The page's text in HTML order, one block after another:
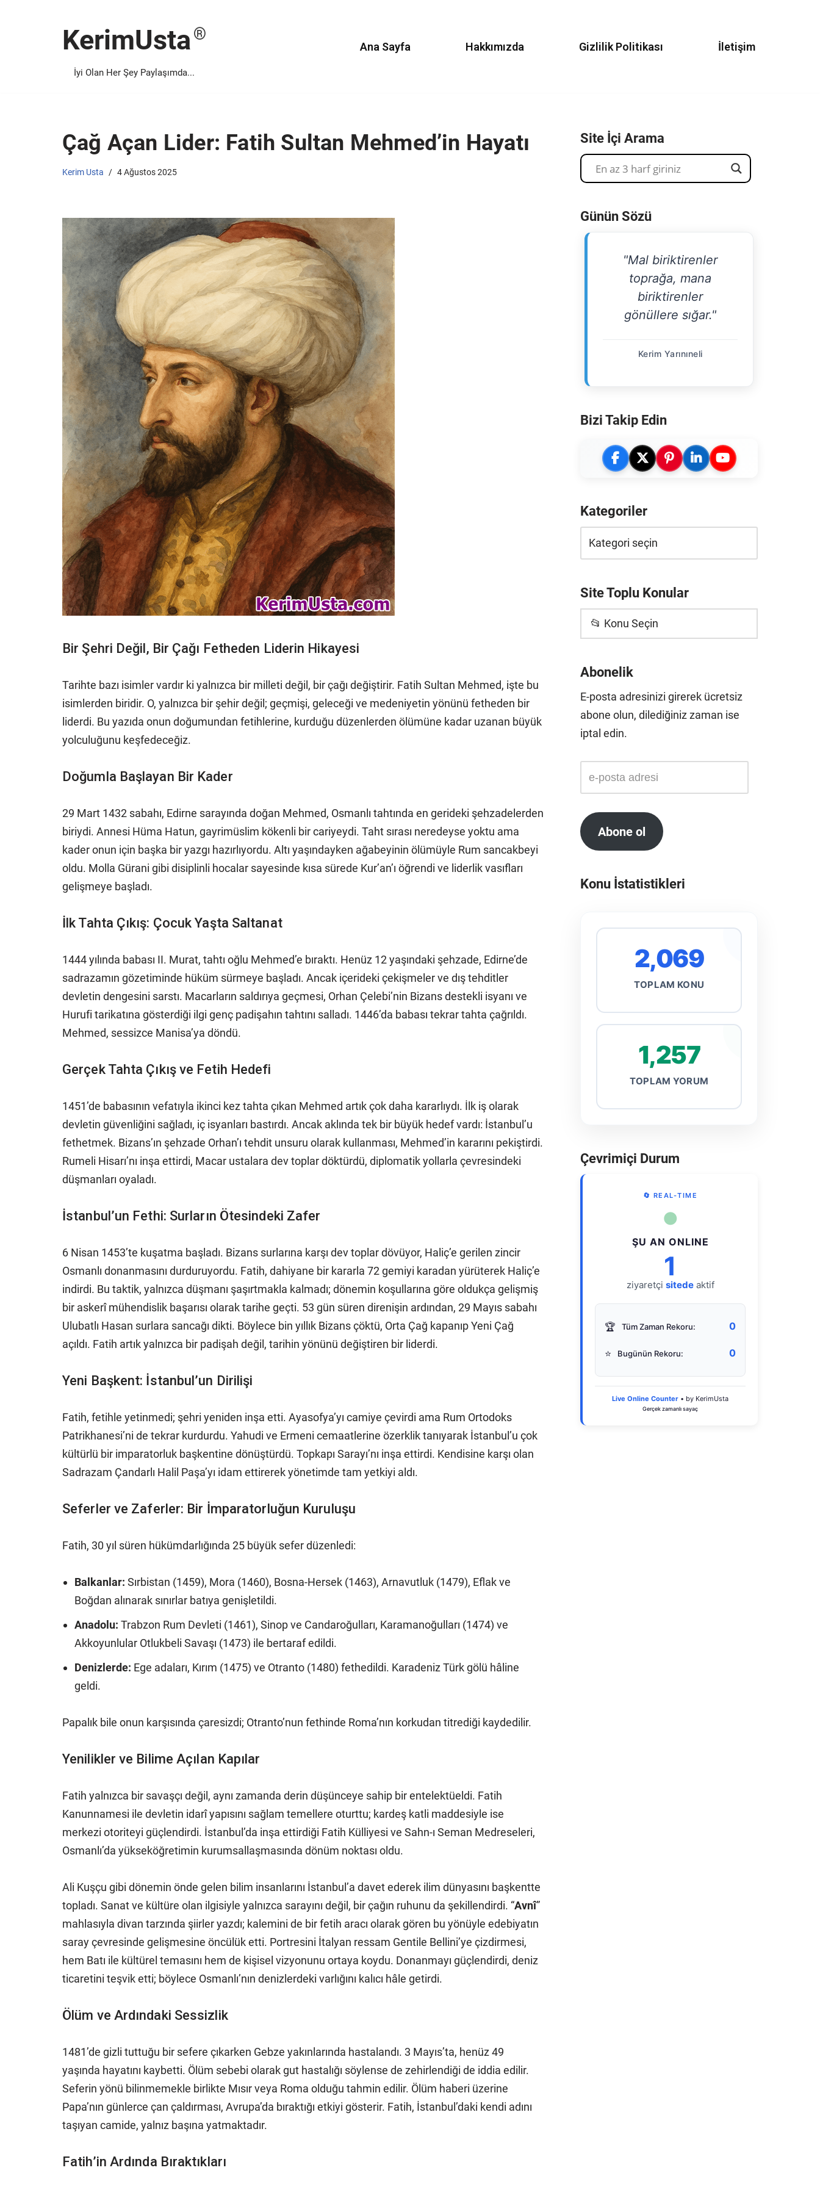
KerimUsta
İyi Olan Her Şey Paylaşımda...
Ana Sayfa Hakkımızda Gizlilik Politikası İletişim
Çağ Açan Lider: Fatih Sultan Mehmed’in Hayatı
Kerim Usta 4 Ağustos 2025
Bir Şehri Değil, Bir Çağı Fetheden Liderin Hikayesi
Tarihte bazı isimler vardır ki yalnızca bir milleti değil, bir çağı değiştirir. Fatih Sultan Mehmed, işte bu
isimlerden biridir. O, yalnızca bir şehir değil; geçmişi, geleceği ve medeniyetin yönünü fetheden bir
liderdi. Bu yazıda onun doğumundan fetihlerine, kurduğu düzenlerden ölümüne kadar uzanan büyük
yolculuğunu keşfedeceğiz.
Doğumla Başlayan Bir Kader
29 Mart 1432 sabahı, Edirne sarayında doğan Mehmed, Osmanlı tahtında en gerideki şehzadelerden
biriydi. Annesi Hüma Hatun, gayrimüslim kökenli bir cariyeydi. Taht sırası neredeyse yoktu ama
kader onun için başka bir yazgı hazırlıyordu. Altı yaşındayken ağabeyinin ölümüyle Rum sancakbeyi
oldu. Molla Gürani gibi disiplinli hocalar sayesinde kısa sürede Kur’an’ı öğrendi ve liderlik vasıfları
gelişmeye başladı.
İlk Tahta Çıkış: Çocuk Yaşta Saltanat
1444 yılında babası II. Murat, tahtı oğlu Mehmed’e bıraktı. Henüz 12 yaşındaki şehzade, Edirne’de
sadrazamın gözetiminde hüküm sürmeye başladı. Ancak içerideki çekişmeler ve dış tehditler
devletin dengesini sarstı. Macarların saldırıya geçmesi, Orhan Çelebi’nin Bizans destekli isyanı ve
Hurufi tarikatına gösterdiği ilgi genç padişahın tahtını salladı. 1446’da babası tekrar tahta çağrıldı.
Mehmed, sessizce Manisa’ya döndü.
Gerçek Tahta Çıkış ve Fetih Hedefi
1451’de babasının vefatıyla ikinci kez tahta çıkan Mehmed artık çok daha kararlıydı. İlk iş olarak
devletin güvenliğini sağladı, iç isyanları bastırdı. Ancak aklında tek bir büyük hedef vardı: İstanbul’u
fethetmek. Bizans’ın şehzade Orhan’ı tehdit unsuru olarak kullanması, Mehmed’in kararını pekiştirdi.
Rumeli Hisarı’nı inşa ettirdi, Macar ustalara dev toplar döktürdü, diplomatik yollarla çevresindeki
düşmanları oyaladı.
İstanbul’un Fethi: Surların Ötesindeki Zafer
6 Nisan 1453’te kuşatma başladı. Bizans surlarına karşı dev toplar dövüyor, Haliç’e gerilen zincir
Osmanlı donanmasını durduruyordu. Fatih, dahiyane bir kararla 72 gemiyi karadan yürüterek Haliç’e
indirdi. Bu taktik, yalnızca düşmanı şaşırtmakla kalmadı; dönemin koşullarına göre oldukça gelişmiş
bir askerî mühendislik başarısı olarak tarihe geçti. 53 gün süren direnişin ardından, 29 Mayıs sabahı
Ulubatlı Hasan surlara sancağı dikti. Böylece bin yıllık Bizans çöktü, Orta Çağ kapanıp Yeni Çağ
açıldı. Fatih artık yalnızca bir padişah değil, tarihin yönünü değiştiren bir liderdi.
Yeni Başkent: İstanbul’un Dirilişi
Fatih, fetihle yetinmedi; şehri yeniden inşa etti. Ayasofya’yı camiye çevirdi ama Rum Ortodoks
Patrikhanesi’ni de tekrar kurdurdu. Yahudi ve Ermeni cemaatlerine özerklik tanıyarak İstanbul’u çok
kültürlü bir imparatorluk başkentine dönüştürdü. Topkapı Sarayı’nı inşa ettirdi. Kendisine karşı olan
Sadrazam Çandarlı Halil Paşa’yı idam ettirerek yönetimde tam yetkiyi aldı.
Seferler ve Zaferler: Bir İmparatorluğun Kuruluşu
Fatih, 30 yıl süren hükümdarlığında 25 büyük sefer düzenledi:
Balkanlar: Sırbistan (1459), Mora (1460), Bosna-Hersek (1463), Arnavutluk (1479), Eflak ve
Boğdan alınarak sınırlar batıya genişletildi.
Anadolu: Trabzon Rum Devleti (1461), Sinop ve Candaroğulları, Karamanoğulları (1474) ve
Akkoyunlular Otlukbeli Savaşı (1473) ile bertaraf edildi.
Denizlerde: Ege adaları, Kırım (1475) ve Otranto (1480) fethedildi. Karadeniz Türk gölü hâline
geldi.
Papalık bile onun karşısında çaresizdi; Otranto’nun fethinde Roma’nın korkudan titrediği kaydedilir.
Yenilikler ve Bilime Açılan Kapılar
Fatih yalnızca bir savaşçı değil, aynı zamanda derin düşünceye sahip bir entelektüeldi. Fatih
Kanunnamesi ile devletin idarî yapısını sağlam temellere oturttu; kardeş katli maddesiyle ise
merkezi otoriteyi güçlendirdi. İstanbul’da inşa ettirdiği Fatih Külliyesi ve Sahn-ı Seman Medreseleri,
Osmanlı’da yükseköğretimin kurumsallaşmasında dönüm noktası oldu.
Ali Kuşçu gibi dönemin önde gelen bilim insanlarını İstanbul’a davet ederek ilim dünyasını başkentte
topladı. Sanat ve kültüre olan ilgisiyle yalnızca sarayını değil, bir çağın ruhunu da şekillendirdi. “Avnî”
mahlasıyla divan tarzında şiirler yazdı; kalemini de bir fetih aracı olarak gören bu yönüyle edebiyatın
saray çevresinde gelişmesine öncülük etti. Portresini İtalyan ressam Gentile Bellini’ye çizdirmesi,
hem Batı ile kültürel temasını hem de kişisel vizyonunu ortaya koydu. Donanmayı güçlendirdi, deniz
ticaretini teşvik etti; böylece Osmanlı’nın denizlerdeki varlığını kalıcı hâle getirdi.
Ölüm ve Ardındaki Sessizlik
1481’de gizli tuttuğu bir sefere çıkarken Gebze yakınlarında hastalandı. 3 Mayıs’ta, henüz 49
yaşında hayatını kaybetti. Ölüm sebebi olarak gut hastalığı söylense de zehirlendiği de iddia edilir.
Seferin yönü bilinmemekle birlikte Mısır veya Roma olduğu tahmin edilir. Ölüm haberi üzerine
Papa’nın günlerce çan çaldırması, Avrupa’da bıraktığı etkiyi gösterir. Fatih, İstanbul’daki kendi adını
taşıyan camide, yalnız başına yatmaktadır.
Fatih’in Ardında Bıraktıkları
Site İçi Arama
Günün Sözü
"Mal biriktirenler
toprağa, mana
biriktirenler
gönüllere sığar."
Kerim Yarınıneli
Bizi Takip Edin
Kategoriler
Site Toplu Konular
📂 Konu Seçin
Abonelik
E-posta adresinizi girerek ücretsiz
abone olun, dilediğiniz zaman ise
iptal edin.
Abone ol
Konu İstatistikleri
2,069
TOPLAM KONU
1,257
TOPLAM YORUM
Çevrimiçi Durum
🔄 REAL-TIME
●
ŞU AN ONLINE
1
ziyaretçi sitedeaktif
🏆 Tüm Zaman Rekoru: 0
⭐ Bugünün Rekoru: 0
Live Online Counter • by KerimUsta
Gerçek zamanlı sayaç